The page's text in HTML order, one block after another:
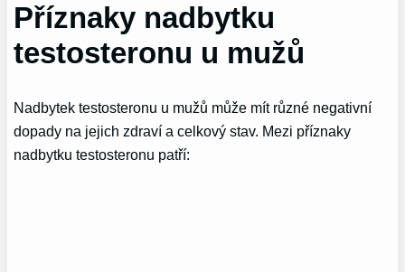
Příznaky nadbytku
testosteronu u mužů
Nadbytek testosteronu u mužů může mít různé negativní
dopady na jejich zdraví a celkový stav. Mezi příznaky
nadbytku testosteronu patří: